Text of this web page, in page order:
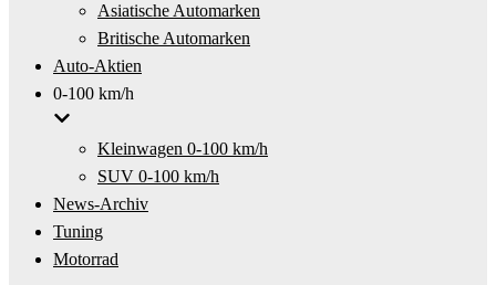
Asiatische Automarken
Britische Automarken
Auto-Aktien
0-100 km/h
Kleinwagen 0-100 km/h
SUV 0-100 km/h
News-Archiv
Tuning
Motorrad